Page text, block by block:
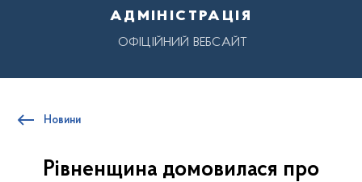
адміністрація
ОФІЦІЙНИЙ ВЕБСАЙТ
Новини
Рівненщина домовилася про